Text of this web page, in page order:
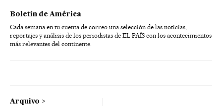
Boletín de América
Cada semana en tu cuenta de correo una selección de las noticias,
reportajes y análisis de los periodistas de EL PAÍS con los acontecimientos
más relevantes del continente.
Arquivo